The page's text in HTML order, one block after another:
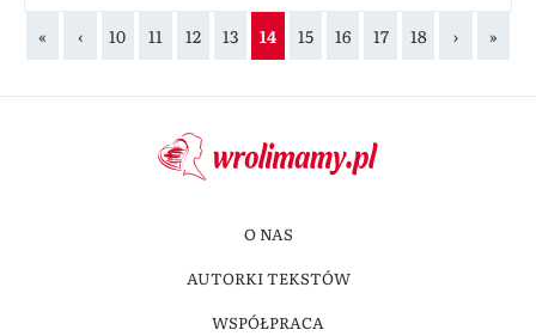
« ‹ 10 11 12 13 14 15 16 17 18 › »
O NAS
AUTORKI TEKSTÓW
WSPÓŁPRACA